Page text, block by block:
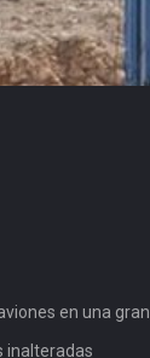
en una gran
inalteradas